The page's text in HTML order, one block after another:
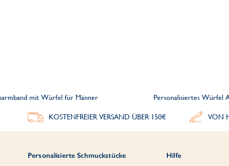
mit Würfel für Männer Personalisiertes Würfel
KOSTENFREIER VERSAND ÜBER 150€ VON
Personalisierte Schmuckstücke Hilfe